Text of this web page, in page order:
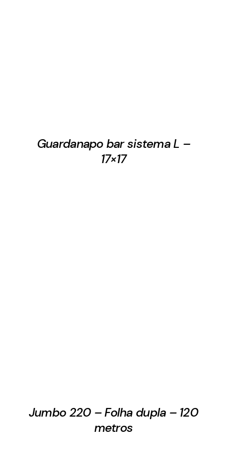
Guardanapo bar sistema L –
17×17
Jumbo 220 – Folha dupla – 120
metros